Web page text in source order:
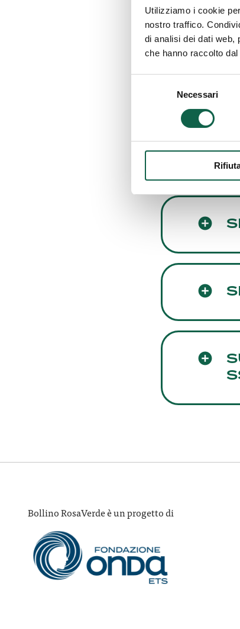
Utilizziamo i cookie
nostro traffico.
di analisi dei dati web,
che hanno raccolto
Necessari
Bollino RosaVerde è un progetto di